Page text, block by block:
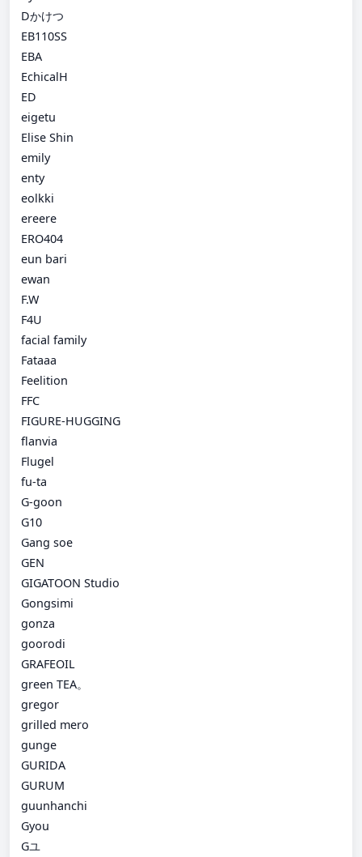
Dかけつ
EB110SS
EBA
EchicalH
ED
eigetu
Elise Shin
emily
enty
eolkki
ereere
ERO404
eun bari
ewan
F.W
F4U
facial family
Fataaa
Feelition
FFC
FIGURE-HUGGING
flanvia
Flugel
fu-ta
G-goon
G10
Gang soe
GEN
GIGATOON Studio
Gongsimi
gonza
goorodi
GRAFEOIL
green TEA。
gregor
grilled mero
gunge
GURIDA
GURUM
guunhanchi
Gyou
Gユ